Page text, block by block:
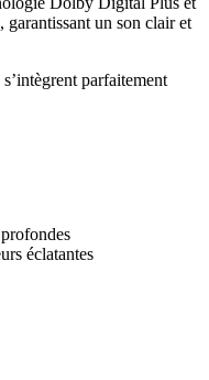
garantissant un son clair et
parfaitement
éclatantes